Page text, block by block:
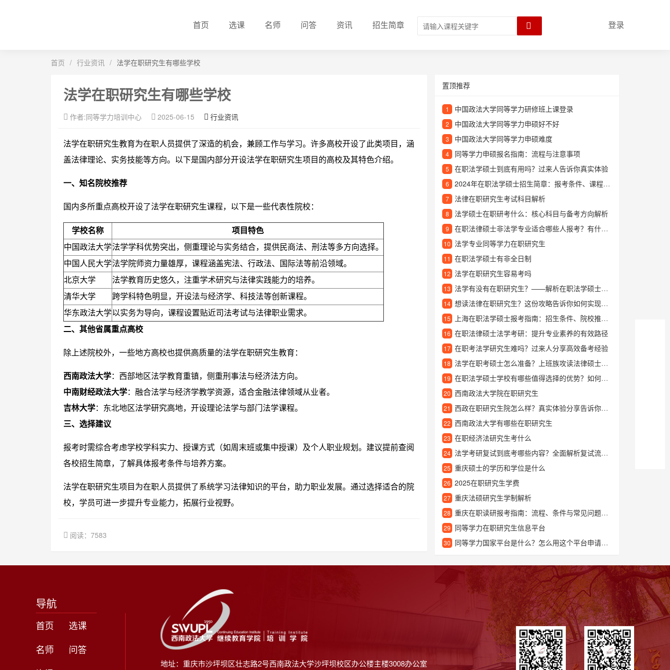
首页 选课 名师 问答 资讯 招生简章 登录
首页 / 行业资讯 / 法学在职研究生有哪些学校
法学在职研究生有哪些学校
作者:同等学力培训中心 2025-06-15 行业资讯
法学在职研究生教育为在职人员提供了深造的机会，兼顾工作与学习。许多高校开设了此类项目，涵
盖法律理论、实务技能等方向。以下是国内部分开设法学在职研究生项目的高校及其特色介绍。
一、知名院校推荐
国内多所重点高校开设了法学在职研究生课程，以下是一些代表性院校：
学校名称
项目特色
中国政法大学法学学科优势突出，侧重理论与实务结合，提供民商法、刑法等多方向选择。
中国人民大学法学院师资力量雄厚，课程涵盖宪法、行政法、国际法等前沿领域。
北京大学
法学教育历史悠久，注重学术研究与法律实践能力的培养。
清华大学
跨学科特色明显，开设法与经济学、科技法等创新课程。
华东政法大学以实务为导向，课程设置贴近司法考试与法律职业需求。
二、其他省属重点高校
除上述院校外，一些地方高校也提供高质量的法学在职研究生教育：
西南政法大学：西部地区法学教育重镇，侧重刑事法与经济法方向。
中南财经政法大学：融合法学与经济学教学资源，适合金融法律领域从业者。
吉林大学：东北地区法学研究高地，开设理论法学与部门法学课程。
三、选择建议
报考时需综合考虑学校学科实力、授课方式（如周末班或集中授课）及个人职业规划。建议提前查阅
各校招生简章，了解具体报考条件与培养方案。
法学在职研究生项目为在职人员提供了系统学习法律知识的平台，助力职业发展。通过选择适合的院
校，学员可进一步提升专业能力，拓展行业视野。
阅读：7583
置顶推荐
1 中国政法大学同等学力研修班上课登录
2 中国政法大学同等学力申硕好不好
3 中国政法大学同等学力申硕难度
4 同等学力申硕报名指南：流程与注意事项
5 在职法学硕士到底有用吗？过来人告诉你真实体验
6 2024年在职法学硕士招生简章：报考条件、课程设置及学位优势解读
7 法律在职研究生考试科目解析
8 法学硕士在职研考什么：核心科目与备考方向解析
9 在职法律硕士非法学专业适合哪些人报考？有什么报考条件和优势？
10 法学专业同等学力在职研究生
11 在职法学硕士有非全日制
12 法学在职研究生容易考吗
13 法学有没有在职研究生？——解析在职法学硕士的报考与培养
14 想读法律在职研究生？这份攻略告诉你如何实现职业进阶
15 上海在职法学硕士报考指南：招生条件、院校推荐与学习价值
16 在职法律硕士法学考研：提升专业素养的有效路径
17 在职考法学研究生难吗？过来人分享高效备考经验
18 法学在职考硕士怎么准备？上班族攻读法律硕士的实用指南
19 在职法学硕士学校有哪些值得选择的优势？如何报考在职法学硕士
20 西南政法大学院在职研究生
21 西政在职研究生院怎么样？真实体验分享告诉你它好在哪儿
22 西南政法大学有哪些在职研究生
23 在职经济法研究生考什么
24 法学考研复试到底考哪些内容？全面解析复试流程与备考要点
25 重庆硕士的学历和学位是什么
26 2025在职研究生学费
27 重庆法硕研究生学制解析
28 重庆在职读研报考指南：流程、条件与常见问题解答
29 同等学力在职研究生信息平台
30 同等学力国家平台是什么？怎么用这个平台申请硕士学位？
导航
首页
选课
名师
问答
地址：重庆市沙坪坝区壮志路2号西南政法大学沙坪坝校区办公楼主楼3008办公室